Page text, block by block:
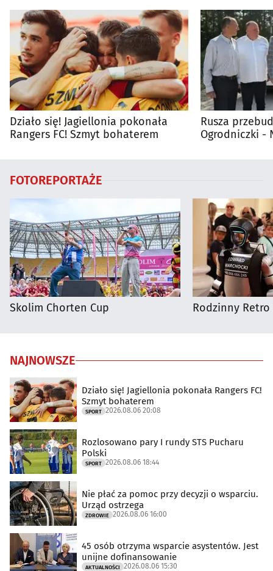
Działo się! Jagiellonia pokonała
Rangers FC! Szmyt bohaterem
Rusza
Ogrodniczki -
FOTOREPORTAŻE
Skolim Chorten Cup Rodzinny Retro
NAJNOWSZE
Działo się! Jagiellonia pokonała Rangers FC!
Szmyt bohaterem
SPORT 2026.08.06 20:08
Rozlosowano pary I rundy STS Pucharu
Polski
SPORT 2026.08.06 18:44
Nie płać za pomoc przy decyzji o wsparciu.
Urząd ostrzega
ZDROWIE 2026.08.06 16:00
45 osób otrzyma wsparcie asystentów. Jest
unijne dofinansowanie
AKTUALNOŚCI 2026.08.06 15:30